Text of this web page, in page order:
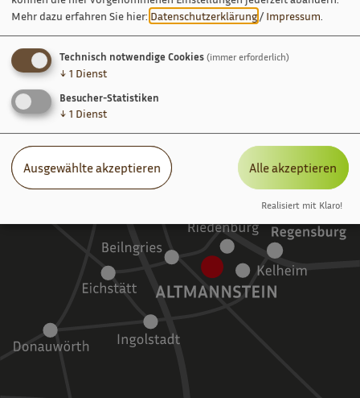
Mehr dazu erfahren Sie hier: Datenschutzerklärung/ Impressum
Technisch notwendige Cookies (immer erforderlich)
↓ 1 Dienst
Besucher-Statistiken
↓ 1 Dienst
Ausgewählte akzeptieren Alle akzeptieren
Realisiert mit Klaro!